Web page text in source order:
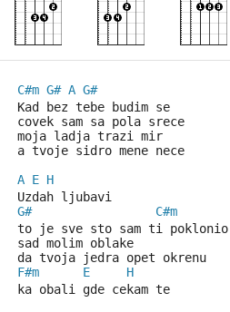
C#m G# A G#
Kad bez tebe budim se
covek sam sa pola srece
moja ladja trazi mir
a tvoje sidro mene nece
A E H
Uzdah ljubavi
G#
C#m
to je sve sto sam ti poklonio
sad molim oblake
da tvoja jedra opet okrenu
F#m
E
H
ka obali gde cekam te